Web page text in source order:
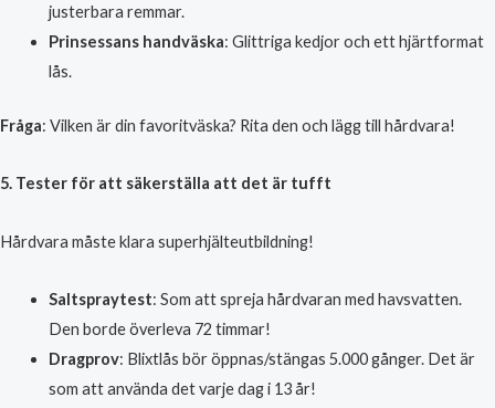
justerbara remmar.
Prinsessans handväska: Glittriga kedjor och ett hjärtformat
lås.
Fråga: Vilken är din favoritväska? Rita den och lägg till hårdvara!
5. Tester för att säkerställa att det är tufft
Hårdvara måste klara superhjälteutbildning!
Saltspraytest: Som att spreja hårdvaran med havsvatten.
Den borde överleva 72 timmar!
Dragprov: Blixtlås bör öppnas/stängas 5.000 gånger. Det är
som att använda det varje dag i 13 år!